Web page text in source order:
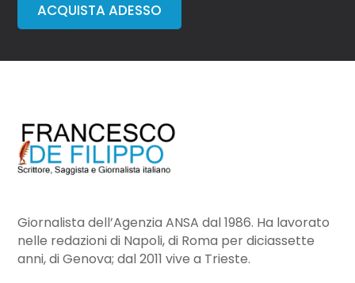
ACQUISTA ADESSO
Giornalista dell’Agenzia ANSA dal 1986. Ha lavorato
nelle redazioni di Napoli, di Roma per diciassette
anni, di Genova; dal 2011 vive a Trieste.